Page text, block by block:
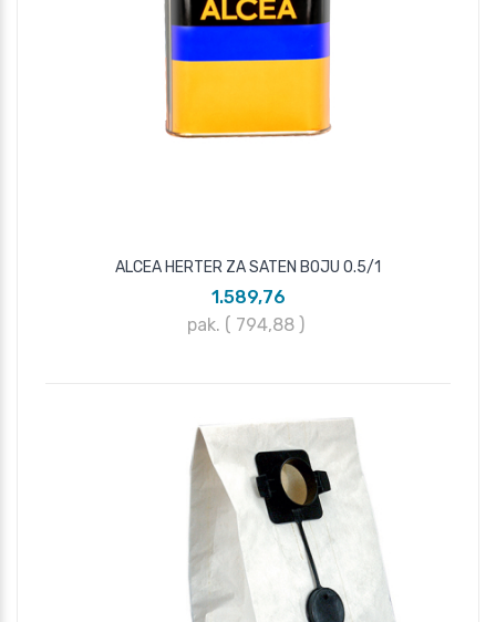
ALCEA HERTER ZA SATEN BOJU 0.5/1
1.589,76
pak. ( 794,88 )